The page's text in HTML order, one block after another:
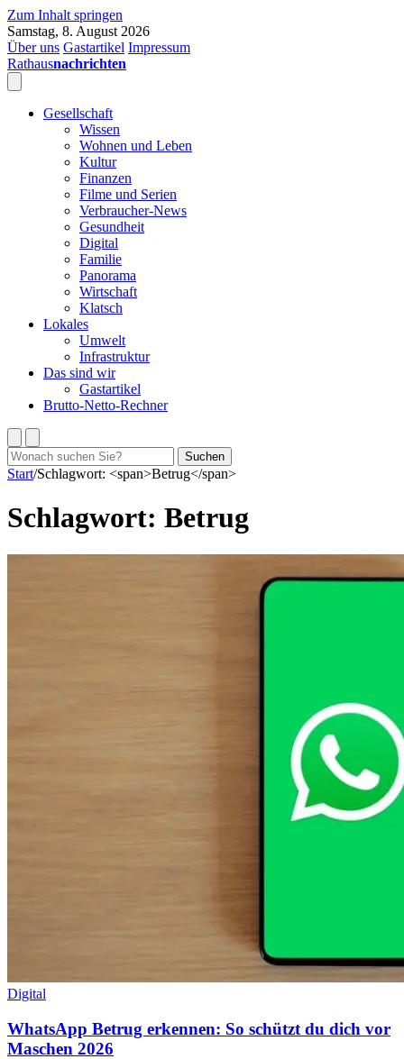
Zum Inhalt springen
Samstag, 8. August 2026
Über uns Gastartikel Impressum
Rathausnachrichten
Gesellschaft
Wissen
Wohnen und Leben
Kultur
Finanzen
Filme und Serien
Verbraucher-News
Gesundheit
Digital
Familie
Panorama
Wirtschaft
Klatsch
Lokales
Umwelt
Infrastruktur
Das sind wir
Gastartikel
Brutto-Netto-Rechner
Suchen
nach:
Suchen
Start/Schlagwort: <span>Betrug</span>
Schlagwort: Betrug
Digital
WhatsApp Betrug erkennen: So schützt du dich vor
Maschen 2026